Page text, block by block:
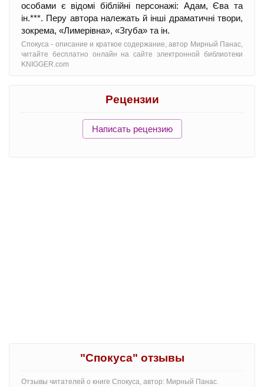
особами є відомі біблійні персонажі: Адам, Єва та
ін.***. Перу автора належать й інші драматичні твори,
зокрема, «Лимерівна», «Згуба» та ін.
Спокуса - oписание и краткое содержание, автор Мирный Панас,
читайте бесплатно онлайн на сайте электронной библиотеки
KNIGGER.com
Рецензии
Написать рецензию
"Спокуса" отзывы
Отзывы читателей о книге Спокуса, автор: Мирный Панас.